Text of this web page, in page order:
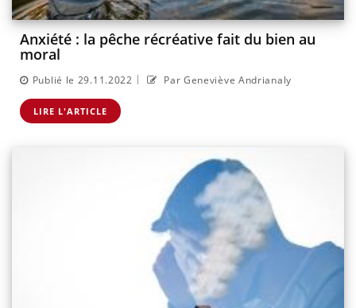
Anxiété : la pêche récréative fait du bien au
moral
Publié le 29.11.2022 | Par Geneviève Andrianaly
LIRE L'ARTICLE